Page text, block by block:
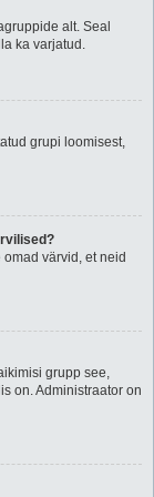
alt. Seal
ka varjatud.
grupi loomisest,
värvid, et neid
grupp see,
on. Administraator on